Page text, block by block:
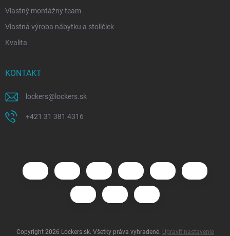
Vlastný montážny team
Vlastná výroba nábytku a stoličiek
Kvalita
KONTAKT
lockers@ lockers.sk
+421 31 381 4316
Copyright 2026 Lockers.sk. Všetky práva vyhradené. Upraviť nastavenie